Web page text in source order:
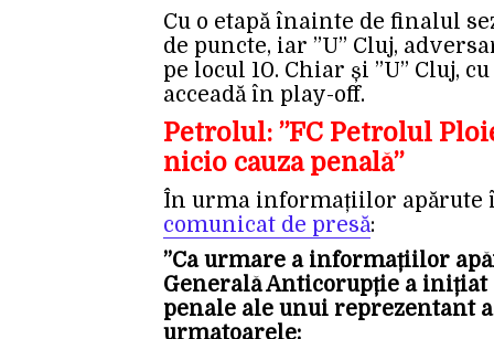
Cu o etapă înainte de finalul
de puncte, iar ”U” Cluj,
pe locul 10. Chiar și ”U” Cluj,
acceadă în play-off.
Petrolul: ”FC Petrolul
nicio cauza penală”
În urma informațiilor apărute
comunicat de presă:
”Ca urmare a informațiilor
Generală Anticorupție a
penale ale unui reprezentant
urmatoarele: